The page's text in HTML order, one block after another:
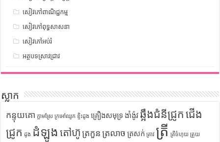
សៀវភៅពាណិជ្ជកម្ម
សៀវភៅពុទ្ធសាសនា
សៀវភៅអប់រំ
អត្ថបទស្រាវជ្រាវ
ស្លាក
កន្ទុយគោ ក្តាមស្រែ ក្រអៅឈូក ខ្ទិះដូង គ្រឿងសមុទ្រ ងាំង៉ូវ ឆ្អឹងជំនីជ្រូក ជើង
ជ្រូក ដូង ដំឡូង តៅហ៊ូ ត្រកួន ត្រលាច ត្រសក់ ត្រាវ ត្រី ត្រីចំហុយ ត្រួយ